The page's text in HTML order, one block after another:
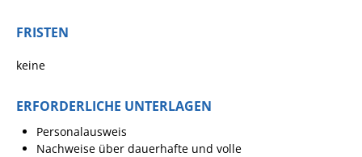
Tourismus
FRISTEN
keine
ERFORDERLICHE UNTERLAGEN
Personalausweis
Nachweise über dauerhafte und volle